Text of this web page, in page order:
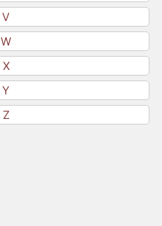
V
W
X
Y
Z